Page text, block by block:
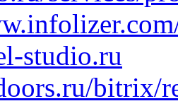
studio.ru
bitrix/